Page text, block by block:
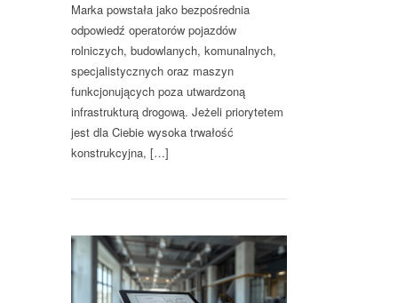
Marka powstała jako bezpośrednia
odpowiedź operatorów pojazdów
rolniczych, budowlanych, komunalnych,
specjalistycznych oraz maszyn
funkcjonujących poza utwardzoną
infrastrukturą drogową. Jeżeli priorytetem
jest dla Ciebie wysoka trwałość
konstrukcyjna, […]